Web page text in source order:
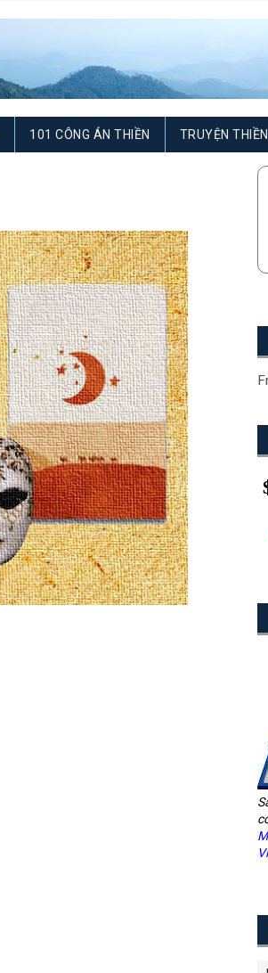
101 CÔNG ÁN THIỀN TRUYỆN THIỀN